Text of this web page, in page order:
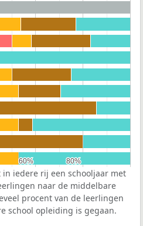
60%
60% 80%
80%
in iedere rij een schooljaar met
naar de middelbare
procent van de leerlingen
school opleiding is gegaan.